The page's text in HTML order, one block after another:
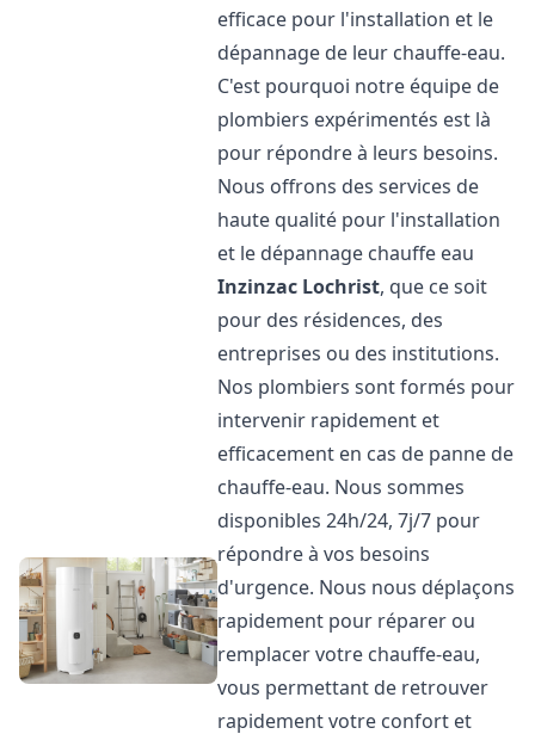
efficace pour l'installation et le
dépannage de leur chauffe-eau.
C'est pourquoi notre équipe de
plombiers expérimentés est là
pour répondre à leurs besoins.
Nous offrons des services de
haute qualité pour l'installation
et le dépannage chauffe eau
Inzinzac Lochrist, que ce soit
pour des résidences, des
entreprises ou des institutions.
Nos plombiers sont formés pour
intervenir rapidement et
efficacement en cas de panne de
chauffe-eau. Nous sommes
disponibles 24h/24, 7j/7 pour
répondre à vos besoins
d'urgence. Nous nous déplaçons
rapidement pour réparer ou
remplacer votre chauffe-eau,
vous permettant de retrouver
rapidement votre confort et